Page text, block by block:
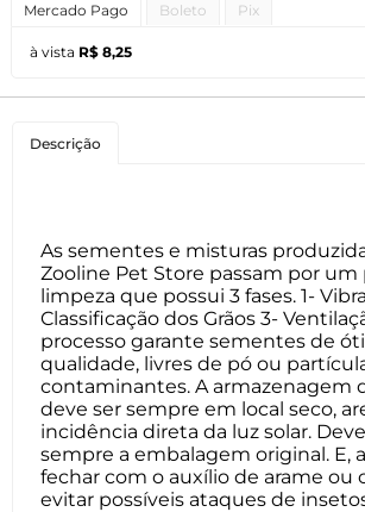
Mercado Pago Boleto Pix
à vista R$ 8,25
Descrição
As sementes e misturas
Zooline Pet Store passam por um
limpeza que possui 3 fases. 1-
Classificação dos Grãos 3-
processo garante sementes de
qualidade, livres de pó ou
contaminantes. A armazenagem
deve ser sempre em local seco,
incidência direta da luz solar.
sempre a embalagem original. E,
fechar com o auxílio de arame ou
evitar possíveis ataques de